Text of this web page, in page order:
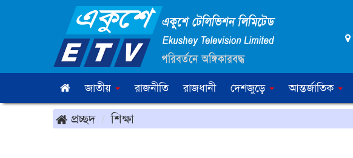
জাতীয় রাজনীতি রাজধানী দেশজুড়ে আন্তর্জাতিক
প্রচ্ছদ শিক্ষা